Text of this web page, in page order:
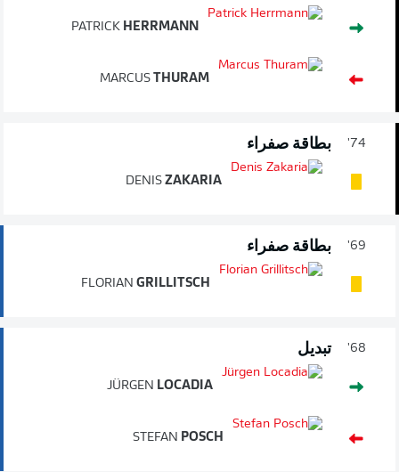
PATRICK HERRMANN
MARCUS THURAM
74' بطاقة صفراء
DENIS ZAKARIA
69' بطاقة صفراء
FLORIAN GRILLITSCH
68' تبديل
JÜRGEN LOCADIA
STEFAN POSCH